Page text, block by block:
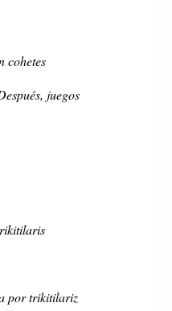
cohetes
juegos
por trikitilariz